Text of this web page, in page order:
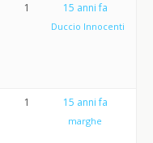
1 15 anni fa
Duccio Innocenti
1 15 anni fa
marghe